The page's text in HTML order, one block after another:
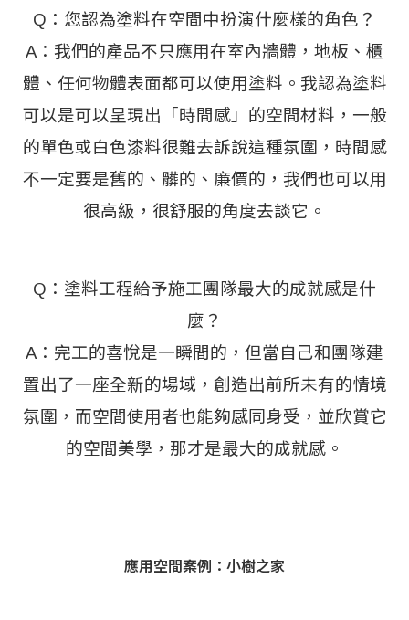
Q：您認為塗料在空間中扮演什麼樣的角色？
A：我們的產品不只應用在室內牆體，地板、櫃
體、任何物體表面都可以使用塗料。我認為塗料
可以是可以呈現出「時間感」的空間材料，一般
的單色或白色漆料很難去訴說這種氛圍，時間感
不一定要是舊的、髒的、廉價的，我們也可以用
很高級，很舒服的角度去談它。
Q：塗料工程給予施工團隊最大的成就感是什
麼？
A：完工的喜悅是一瞬間的，但當自己和團隊建
置出了一座全新的場域，創造出前所未有的情境
氛圍，而空間使用者也能夠感同身受，並欣賞它
的空間美學，那才是最大的成就感。
應用空間案例：小樹之家